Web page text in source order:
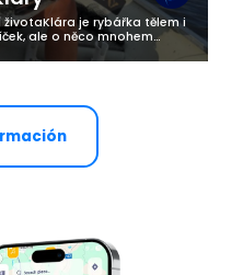
je rybářka tělem i
ale o něco mnohem
styl, způsob, jak najít klid,